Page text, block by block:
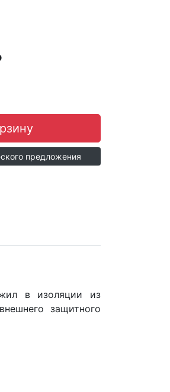
предложения
в изоляции из
защитного